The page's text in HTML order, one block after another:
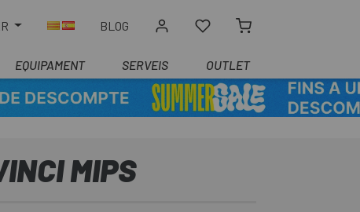
BLOG
EQUIPAMENT SERVEIS OUTLET
MIPS